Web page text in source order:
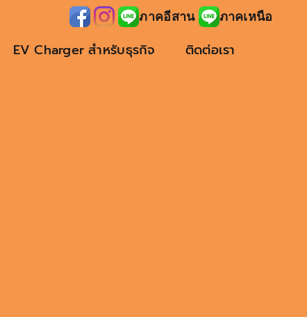
ภาคอีสาน ภาคเหนือ
EV Charger สำหรับธุรกิจ ติดต่อเรา